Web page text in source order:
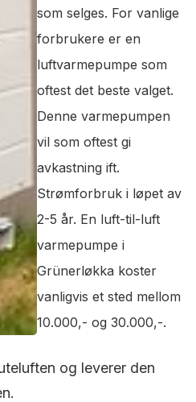
som selges. For vanlige
forbrukere er en
luftvarmepumpe som
oftest det beste valget.
Denne varmepumpen
vil som oftest gi
avkastning ift.
Strømforbruk i løpet av
2-5 år. En luft-til-luft
varmepumpe i
Grünerløkka koster
vanligvis et sted mellom
10.000,- og 30.000,-.
og leverer den